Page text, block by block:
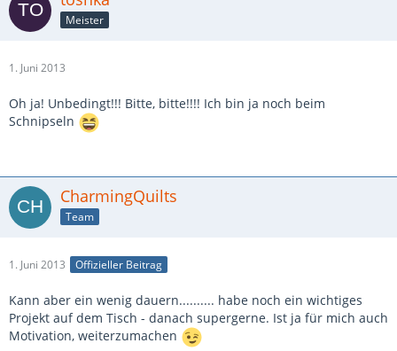
Meister
1. Juni 2013
Oh ja! Unbedingt!!! Bitte, bitte!!!! Ich bin ja noch beim
Schnipseln
CharmingQuilts
Team
1. Juni 2013 Offizieller Beitrag
Kann aber ein wenig dauern.......... habe noch ein wichtiges
Projekt auf dem Tisch - danach supergerne. Ist ja für mich auch
Motivation, weiterzumachen